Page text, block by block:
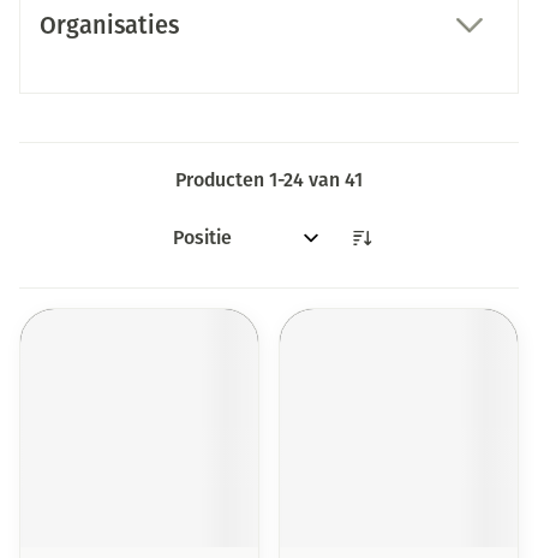
Organisaties
Producten 1-24 van 41
Sorteer op: